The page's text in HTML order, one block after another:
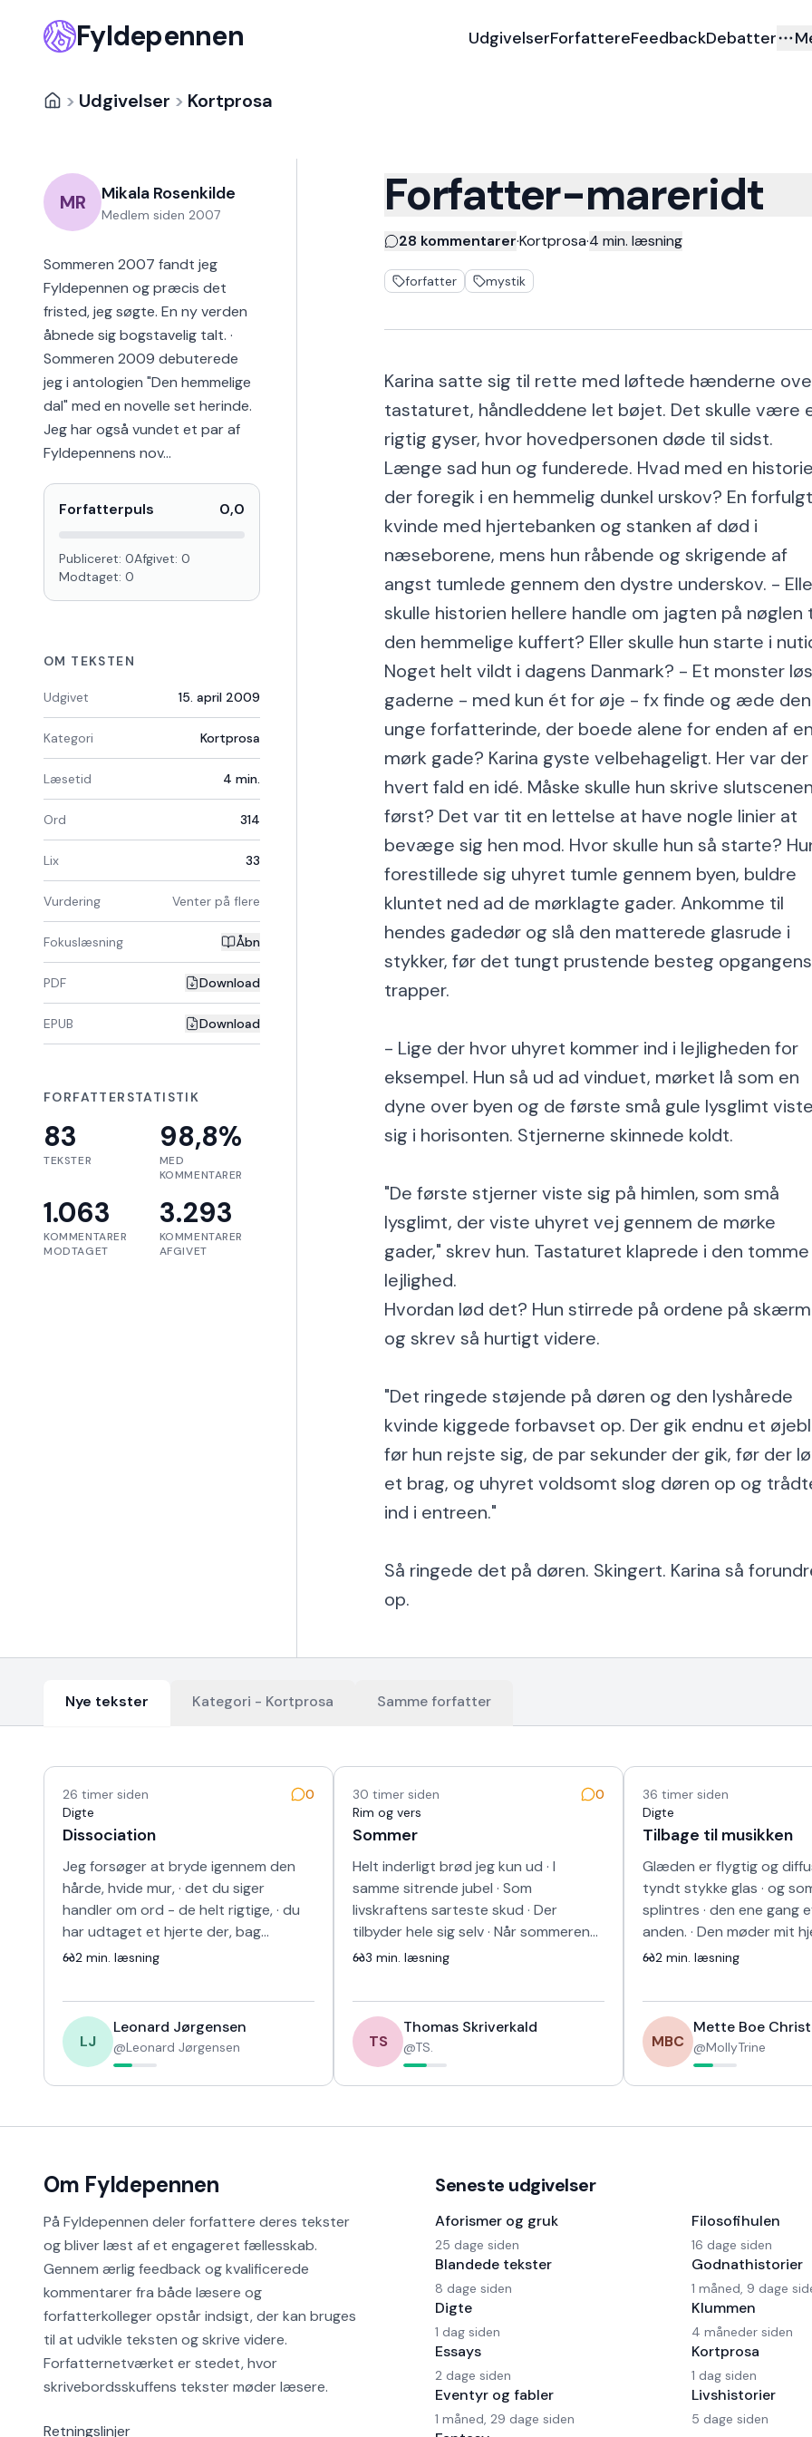
Fyldepennen UdgivelserForfattereFeedbackDebatter
> Udgivelser > Kortprosa
MR Mikala Rosenkilde
Medlem siden 2007
Sommeren 2007 fandt jeg
Fyldepennen og præcis det
fristed, jeg søgte. En ny verden
åbnede sig bogstavelig talt. ·
Sommeren 2009 debuterede
jeg i antologien "Den hemmelige
dal" med en novelle set herinde.
Jeg har også vundet et par af
Fyldepennens nov…
Forfatterpuls 0,0
Publiceret: 0Afgivet: 0
Modtaget: 0
OM TEKSTEN
Udgivet 15. april 2009
Kategori Kortprosa
Læsetid 4 min.
Ord 314
Lix 33
Vurdering Venter på flere
Fokuslæsning Åbn
PDF Download
EPUB Download
FORFATTERSTATISTIK
83
TEKSTER
98,8%
MED
KOMMENTARER
1.063
KOMMENTARER
MODTAGET
3.293
KOMMENTARER
AFGIVET
Forfatter-mareridt
28 kommentarer·Kortprosa·4 min. læsning
forfatter mystik
Karina satte sig til rette med løftede hænderne
tastaturet, håndleddene let bøjet. Det skulle være
rigtig gyser, hvor hovedpersonen døde til sidst.
Længe sad hun og funderede. Hvad med en historie
der foregik i en hemmelig dunkel urskov? En forfulgt
kvinde med hjertebanken og stanken af død i
næseborene, mens hun råbende og skrigende af
angst tumlede gennem den dystre underskov. -
skulle historien hellere handle om jagten på nøglen
den hemmelige kuffert? Eller skulle hun starte i
Noget helt vildt i dagens Danmark? - Et monster
gaderne - med kun ét for øje - fx finde og æde den
unge forfatterinde, der boede alene for enden af en
mørk gade? Karina gyste velbehageligt. Her var der
hvert fald en idé. Måske skulle hun skrive slutscenen
først? Det var tit en lettelse at have nogle linier at
bevæge sig hen mod. Hvor skulle hun så starte?
forestillede sig uhyret tumle gennem byen, buldre
kluntet ned ad de mørklagte gader. Ankomme til
hendes gadedør og slå den matterede glasrude i
stykker, før det tungt prustende besteg opgangens
trapper.
- Lige der hvor uhyret kommer ind i lejligheden for
eksempel. Hun så ud ad vinduet, mørket lå som en
dyne over byen og de første små gule lysglimt viste
sig i horisonten. Stjernerne skinnede koldt.
"De første stjerner viste sig på himlen, som små
lysglimt, der viste uhyret vej gennem de mørke
gader," skrev hun. Tastaturet klaprede i den tomme
lejlighed.
Hvordan lød det? Hun stirrede på ordene på
og skrev så hurtigt videre.
"Det ringede støjende på døren og den lyshårede
kvinde kiggede forbavset op. Der gik endnu et
før hun rejste sig, de par sekunder der gik, før der
et brag, og uhyret voldsomt slog døren op og
ind i entreen."
Så ringede det på døren. Skingert. Karina så
op.
Nye tekster Kategori - Kortprosa Samme forfatter
26 timer siden
0
Digte
Dissociation
Jeg forsøger at bryde igennem den
hårde, hvide mur, · det du siger
handler om ord - de helt rigtige, · du
har udtaget et hjerte der, bag
skinnet, · kunne ikke længere banke i
2 min. læsning
LJ
Leonard Jørgensen
@Leonard Jørgensen
30 timer siden
0
Rim og vers
Sommer
Helt inderligt brød jeg kun ud · I
samme sitrende jubel · Som
livskraftens sarteste skud · Der
tilbyder hele sig selv · Når sommeren
sang for det panser · Der værner om
3 min. læsning
TS
Thomas Skriverkald
@TS.
36 timer siden
Digte
Tilbage til musikken
Glæden er flygtig og
tyndt stykke glas · og
splintres · den ene gang
anden. · Den møder mit
små sylespidse pile · i
2 min. læsning
MBC
Mette Boe
@MollyTrine
Om Fyldepennen
På Fyldepennen deler forfattere deres tekster
og bliver læst af et engageret fællesskab.
Gennem ærlig feedback og kvalificerede
kommentarer fra både læsere og
forfatterkolleger opstår indsigt, der kan bruges
til at udvikle teksten og skrive videre.
Forfatternetværket er stedet, hvor
skrivebordsskuffens tekster møder læsere.
Retningslinjer
Seneste udgivelser
Aforismer og gruk
25 dage siden
Blandede tekster
8 dage siden
Digte
1 dag siden
Essays
2 dage siden
Eventyr og fabler
1 måned, 29 dage siden
Filosofihulen
16 dage siden
Godnathistorier
1 måned, 9 dage
Klummen
4 måneder siden
Kortprosa
1 dag siden
Livshistorier
5 dage siden